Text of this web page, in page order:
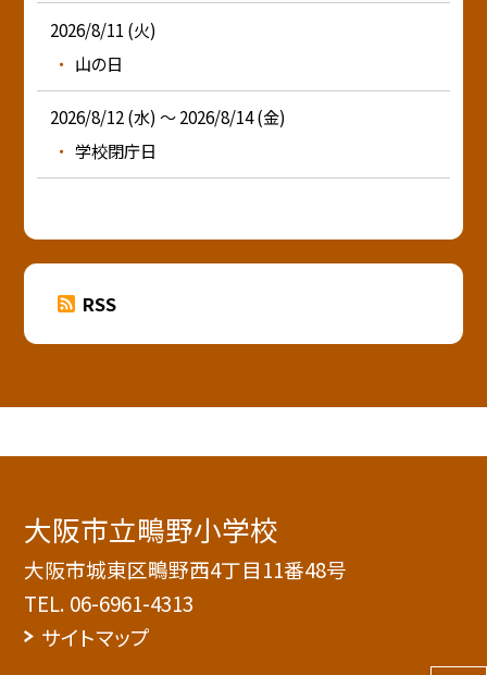
2026/8/11 (火)
山の日
2026/8/12 (水) ～ 2026/8/14 (金)
学校閉庁日
RSS
大阪市立鴫野小学校
大阪市城東区鴫野西4丁目11番48号
TEL. 06-6961-4313
サイトマップ